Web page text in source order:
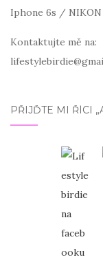
Iphone 6s /
Kontaktujte mě na:
PŘIJĎTE MI ŘÍCI